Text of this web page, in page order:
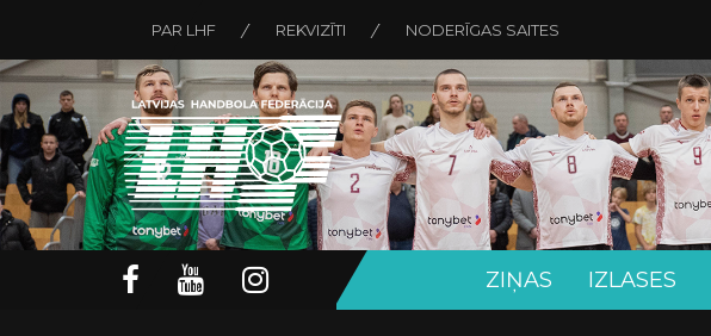
PAR LHF REKVIZĪTI NODERĪGAS SAITES
ZIŅAS IZLASES